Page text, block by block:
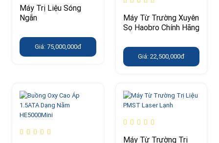
Máy Trị Liệu Sóng
Ngắn
Giá: 75,000,000đ
Máy Từ Trường Xuyên
Sọ Haobro Chính Hãng
Giá: 22,500,000đ
Máy Từ Trường Trị